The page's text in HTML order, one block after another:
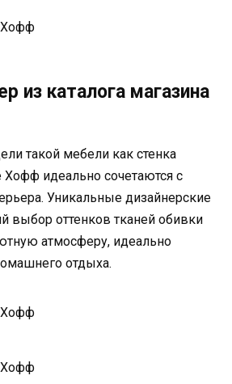
из каталога магазина
такой мебели как стенка
Хофф идеально сочетаются с
Уникальные дизайнерские
выбор оттенков тканей обивки
атмосферу, идеально
отдыха.